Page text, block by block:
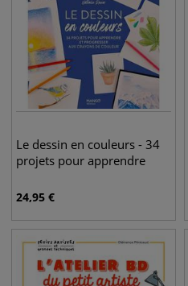
Le dessin en couleurs - 34
projets pour apprendre
24,95 €